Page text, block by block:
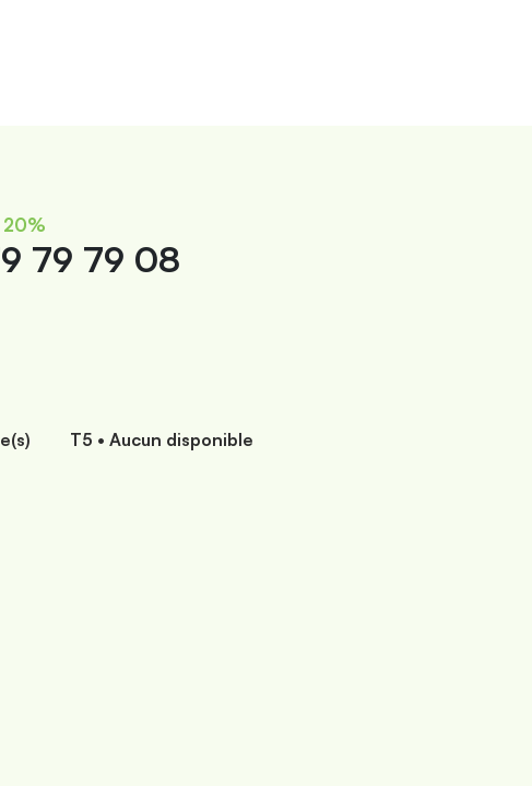
20%
79 79 08
T5 • Aucun disponible